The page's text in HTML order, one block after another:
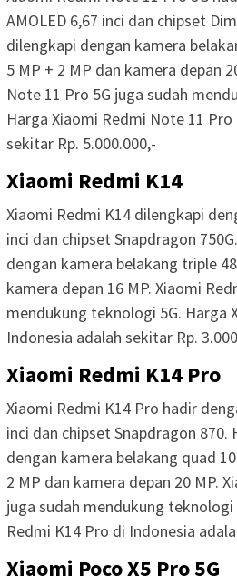
AMOLED 6,67 inci dan chipset
dilengkapi dengan kamera
5 MP + 2 MP dan kamera depan
Note 11 Pro 5G juga sudah
Harga Xiaomi Redmi Note 11
sekitar Rp. 5.000.000,-
Xiaomi Redmi K14
Xiaomi Redmi K14 dilengkapi
inci dan chipset Snapdragon
dengan kamera belakang triple
kamera depan 16 MP. Xiaomi
mendukung teknologi 5G. Harga
Indonesia adalah sekitar Rp.
Xiaomi Redmi K14 Pro
Xiaomi Redmi K14 Pro hadir
inci dan chipset Snapdragon 870.
dengan kamera belakang quad
2 MP dan kamera depan 20 MP.
juga sudah mendukung teknologi
Redmi K14 Pro di Indonesia
Xiaomi Poco X5 Pro 5G